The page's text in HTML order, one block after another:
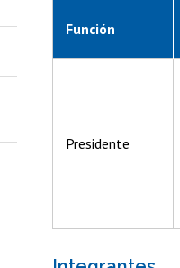
Función
Presidente